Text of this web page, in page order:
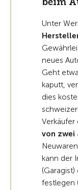
Unter
neues
Geht
kaputt,
dies
Verkäufer
von zwei
kann der
festlegen